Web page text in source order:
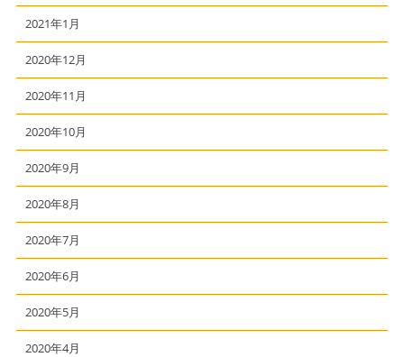
2021年1月
2020年12月
2020年11月
2020年10月
2020年9月
2020年8月
2020年7月
2020年6月
2020年5月
2020年4月